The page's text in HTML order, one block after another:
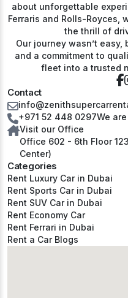
about unforgettable
Ferraris and Rolls-Royces,
the thrill of
Our journey wasn’t
and a commitment to
fleet into a trusted
Categories
Rent Luxury Car in Dubai
Rent Sports Car in Dubai
Rent SUV Car in Dubai
Rent Economy Car
Rent Ferrari in Dubai
Rent a Car Blogs
Contact
+971 52 448 0297We
Visit our Office
Office 602 - 6th Floor دبي, 123549, AE(Rasis Business
Center)